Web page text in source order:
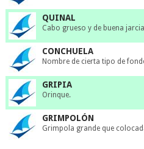
QUINAL
Cabo grueso y de buena
CONCHUELA
Nombre de cierta tipo de
GRIPIA
Orinque.
GRIMPOLÓN
Grimpola grande que